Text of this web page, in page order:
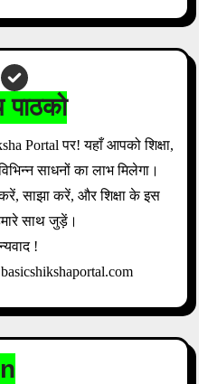
पाठको
Portal पर! यहाँ आपको शिक्षा,
साधनों का लाभ मिलेगा।
करें, साझा करें, और शिक्षा के इस
साथ जुड़ें।
!